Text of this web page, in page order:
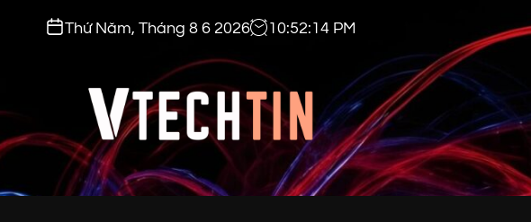
Thứ Năm, Tháng 8 6 2026 10:52:15 PM
v